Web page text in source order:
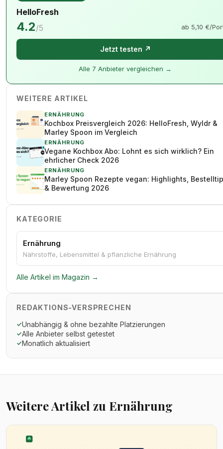
HelloFresh
4.2/5 ab 5,10 €/
Jetzt testen ↗
Alle 7 Anbieter vergleichen →
WEITERE ARTIKEL
ERNÄHRUNG
Kochbox Preisvergleich 2026: HelloFresh, Wyldr &
Marley Spoon im Vergleich
ERNÄHRUNG
Vegane Kochbox Abo: Lohnt es sich wirklich? Ein
ehrlicher Check 2026
ERNÄHRUNG
Marley Spoon Rezepte vegan: Highlights,
& Bewertung 2026
KATEGORIE
Ernährung
Nährstoffe, Lebensmittel & pflanzliche Ernährung
Alle Artikel im Magazin →
REDAKTIONS-VERSPRECHEN
✓Unabhängig & ohne bezahlte Platzierungen
✓Alle Anbieter selbst getestet
✓Monatlich aktualisiert
Weitere Artikel zu Ernährung